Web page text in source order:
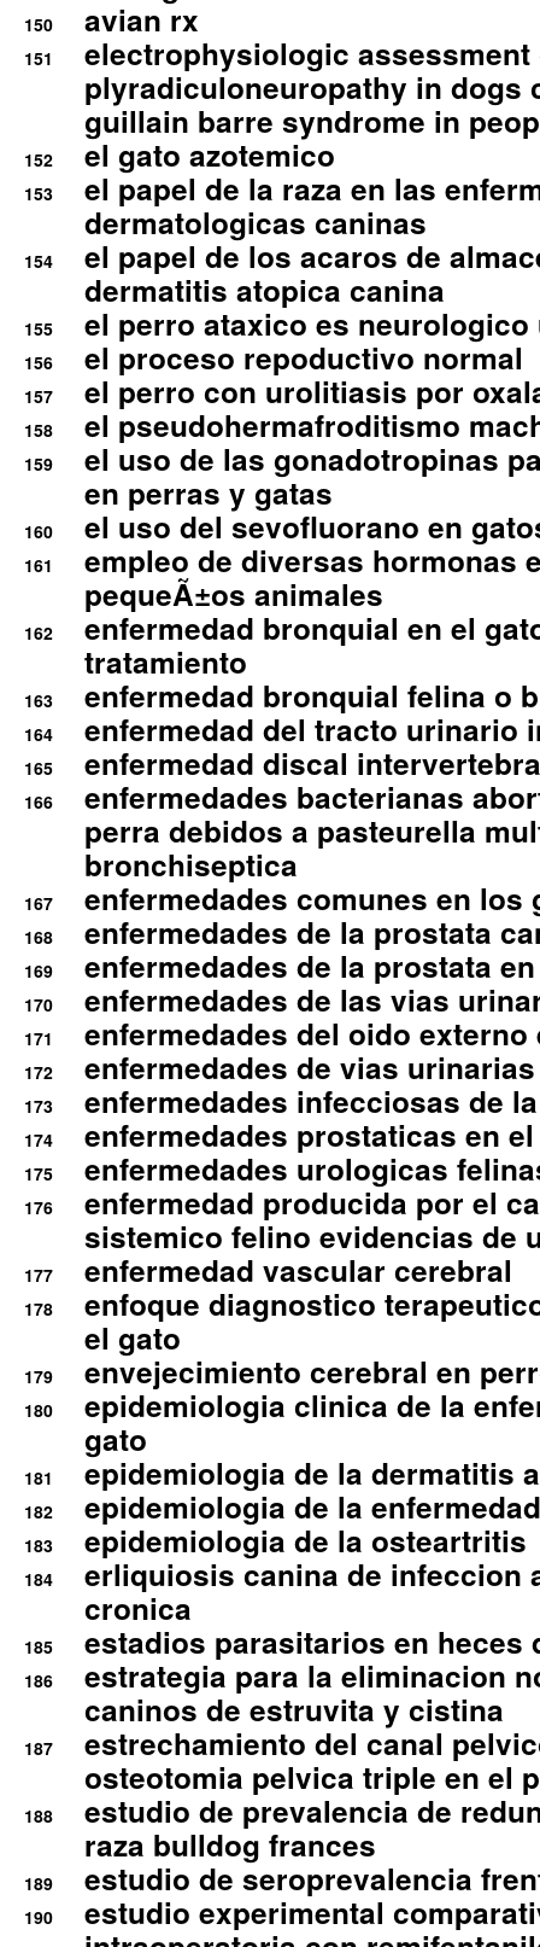
150 avian rx
151
electrophysiologic assessment
plyradiculoneuropathy in dogs
guillain barre syndrome in
152 el gato azotemico
153
el papel de la raza en las
dermatologicas caninas
154
el papel de los acaros de
dermatitis atopica canina
155 el perro ataxico es
156 el proceso repoductivo normal
157 el perro con urolitiasis por
158 el pseudohermafroditismo
159
el uso de las gonadotropinas
en perras y gatas
160 el uso del sevofluorano en
161
empleo de diversas hormonas
pequeÃ±os animales
162
enfermedad bronquial en el
tratamiento
163 enfermedad bronquial felina o
164 enfermedad del tracto urinario
165 enfermedad discal
166
enfermedades bacterianas
perra debidos a pasteurella
bronchiseptica
167 enfermedades comunes en los
168 enfermedades de la prostata
169 enfermedades de la prostata
170 enfermedades de las vias
171 enfermedades del oido
172 enfermedades de vias
173 enfermedades infecciosas de
174 enfermedades prostaticas en
175 enfermedades urologicas
176
enfermedad producida por el
sistemico felino evidencias de
177 enfermedad vascular cerebral
178
enfoque diagnostico
el gato
179 envejecimiento cerebral en
180
epidemiologia clinica de la
gato
181 epidemiologia de la dermatitis
182 epidemiologia de la
183 epidemiologia de la osteartritis
184
erliquiosis canina de infeccion
cronica
185 estadios parasitarios en heces
186
estrategia para la eliminacion
caninos de estruvita y cistina
187
estrechamiento del canal
osteotomia pelvica triple en el
188
estudio de prevalencia de
raza bulldog frances
189 estudio de seroprevalencia
190
estudio experimental